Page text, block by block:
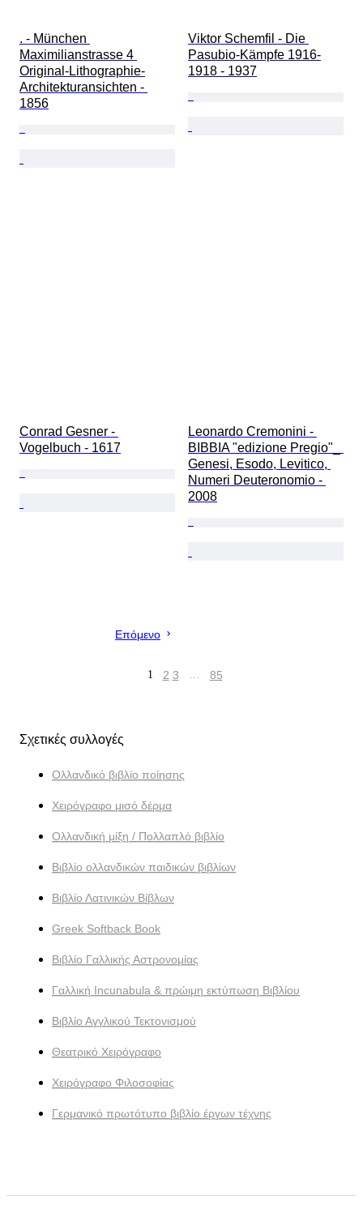
. - München
Maximilianstrasse 4
Original-Lithographie-
Architekturansichten -
1856
Viktor Schemfil - Die
Pasubio-Kämpfe 1916-
1918 - 1937
Conrad Gesner -
Vogelbuch - 1617
Leonardo Cremonini -
BIBBIA "edizione Pregio"_
Genesi, Esodo, Levitico,
Numeri Deuteronomio -
2008
Επόμενο
1 2 3 … 85
Σχετικές συλλογές
Ολλανδικό βιβλίο ποίησης
Χειρόγραφο μισό δέρμα
Ολλανδική μίξη / Πολλαπλό βιβλίο
Βιβλίο ολλανδικών παιδικών βιβλίων
Βιβλίο Λατινικών Βίβλων
Greek Softback Book
Βιβλίο Γαλλικής Αστρονομίας
Γαλλική Incunabula & πρώιμη εκτύπωση Βιβλίου
Βιβλίο Αγγλικού Τεκτονισμού
Θεατρικό Χειρόγραφο
Χειρόγραφο Φιλοσοφίας
Γερμανικό πρωτότυπο βιβλίο έργων τέχνης